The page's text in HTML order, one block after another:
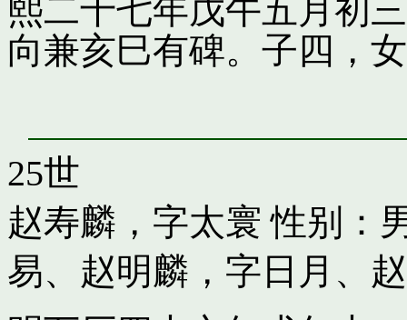
熙二十七年戊午五月初
向兼亥巳有碑。子四，
25世
赵寿麟，字太寰 性别：
易、 赵明麟，字日月 、